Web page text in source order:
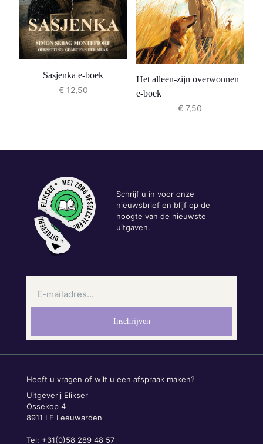
Sasjenka e-boek
€12,50
Het alleen-zijn overwonnen
e-boek
€7,50
Schrijf u in voor onze
nieuwsbrief en blijf op de
hoogte van de nieuwste
uitgaven.
Heeft u vragen of wilt u een afspraak maken?
Uitgeverij Elikser
Ossekop 4
8911 LE Leeuwarden
Tel: +31(0)58 289 48 57